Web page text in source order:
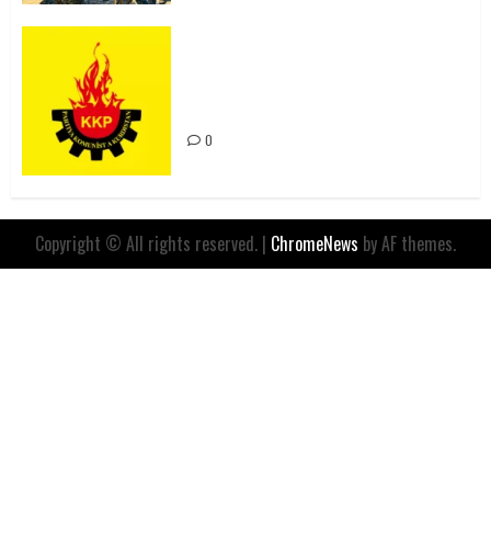
0
Copyright © All rights reserved. | ChromeNews by AF themes.